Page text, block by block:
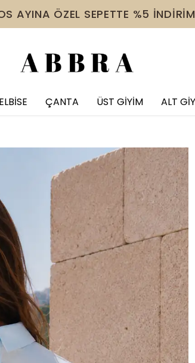
TÜM İNDİRİMLERE EK %10
ELBİSE ÇANTA ÜST GİYİM ALT